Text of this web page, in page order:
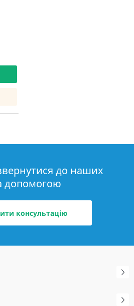
до наших
допомогою
консультацію